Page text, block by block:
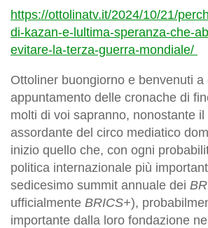
https://ottolinatv.it/2024/10/21/
di-kazan-e-lultima-speranza-che-
evitare-la-terza-guerra-mondiale/
Ottoliner buongiorno e benvenuti
appuntamento delle cronache di
molti di voi sapranno, nonostante il
assordante del circo mediatico
inizio quello che, con ogni
politica internazionale più
sedicesimo summit annuale dei
ufficialmente BRICS+),
importante dalla loro fondazione